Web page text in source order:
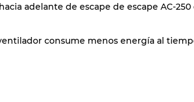
adelante de escape de escape AC-
consume menos energía al